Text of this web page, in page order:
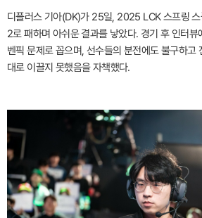
디플러스 기아(DK)가 25일, 2025 LCK 스프링 스
2로 패하며 아쉬운 결과를 낳았다. 경기 후 인터
벤픽 문제로 꼽으며, 선수들의 분전에도 불구하고
대로 이끌지 못했음을 자책했다.